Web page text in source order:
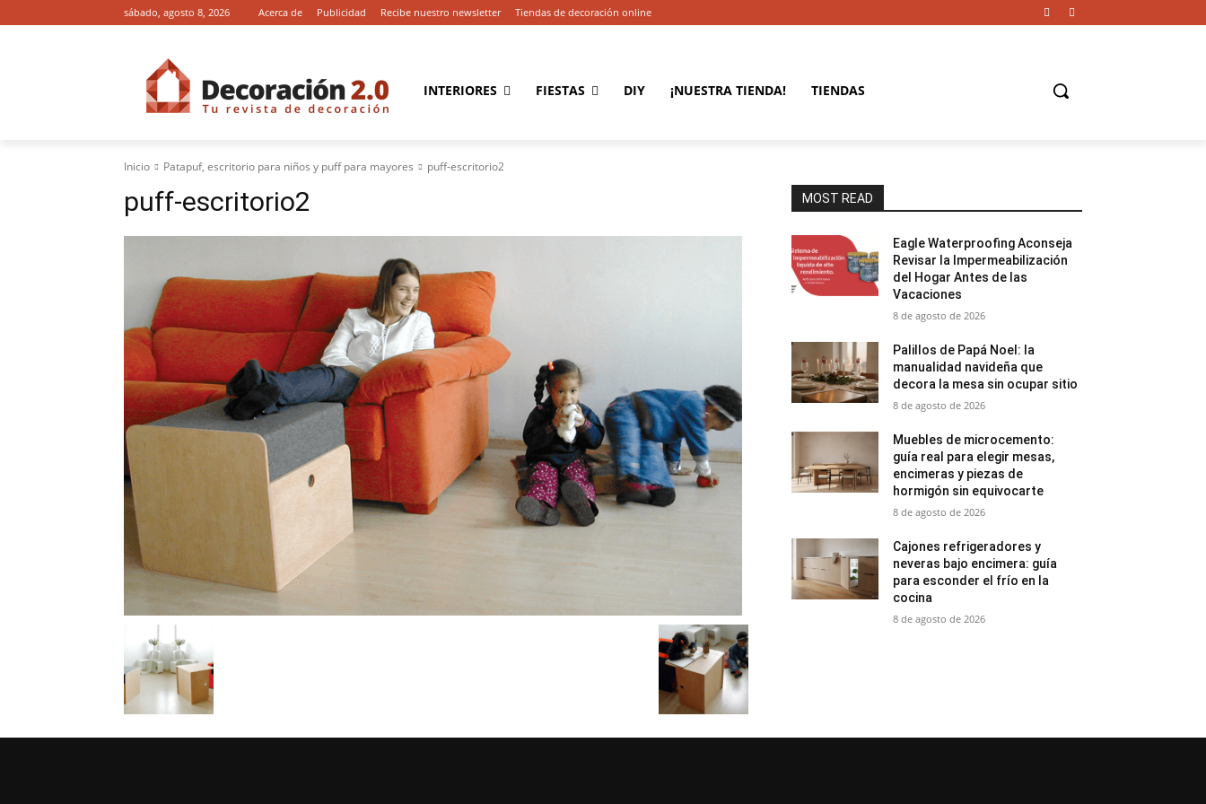
sábado, agosto 8, 2026 Acerca de Publicidad Recibe nuestro newsletter Tiendas de decoración online
INTERIORES FIESTAS DIY ¡NUESTRA TIENDA! TIENDAS
Inicio Patapuf, escritorio para niños y puff para mayores puff-escritorio2
puff-escritorio2 MOST READ
Eagle Waterproofing Aconseja
Revisar la Impermeabilización
del Hogar Antes de las
Vacaciones
8 de agosto de 2026
Palillos de Papá Noel: la
manualidad navideña que
decora la mesa sin ocupar sitio
8 de agosto de 2026
Muebles de microcemento:
guía real para elegir mesas,
encimeras y piezas de
hormigón sin equivocarte
8 de agosto de 2026
Cajones refrigeradores y
neveras bajo encimera: guía
para esconder el frío en la
cocina
8 de agosto de 2026